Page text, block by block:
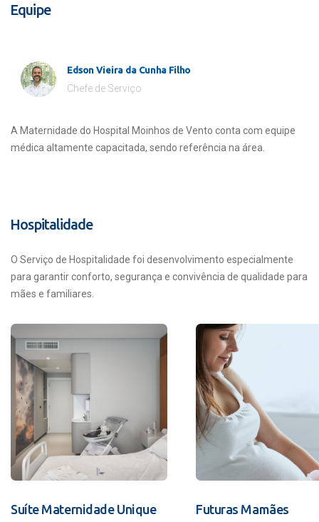
Equipe
Edson Vieira da Cunha Filho
Chefe de Serviço
A Maternidade do Hospital Moinhos de Vento conta com equipe
médica altamente capacitada, sendo referência na área.
Hospitalidade
O Serviço de Hospitalidade foi desenvolvimento especialmente
para garantir conforto, segurança e convivência de qualidade para
mães e familiares.
Suíte Maternidade Unique Futuras Mamães